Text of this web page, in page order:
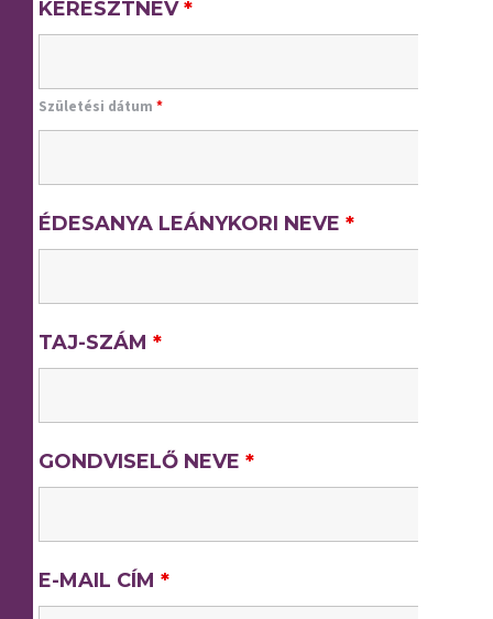
KERESZTNÉV*
Születési dátum*
ÉDESANYA LEÁNYKORI NEVE*
TAJ-SZÁM*
GONDVISELŐ NEVE*
E-MAIL CÍM*